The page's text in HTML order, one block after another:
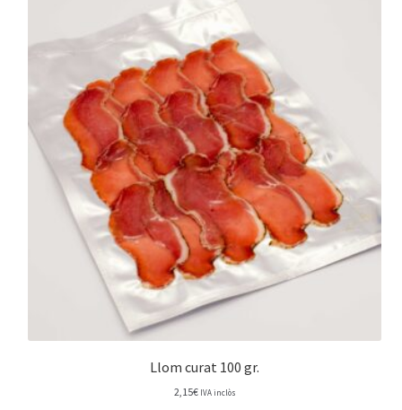
Llom curat 100 gr.
2,15€ IVA inclòs